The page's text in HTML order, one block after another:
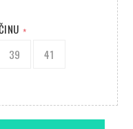
*
39 41